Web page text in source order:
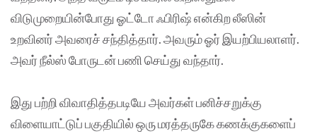
விடுமுறையின்போது ஓட்டோ ஃபிரிஷ் என்கிற லீஸின்
உறவினர் அவரைச் சந்தித்தார். அவரும் ஓர் இயற்பியலாளர்.
அவர் நீல்ஸ் போருடன் பணி செய்து வந்தார்.
இது பற்றி விவாதித்தபடியே அவர்கள் பனிச்சறுக்கு
விளையாட்டுப் பகுதியில் ஒரு மரத்தருகே கணக்குகளைப்